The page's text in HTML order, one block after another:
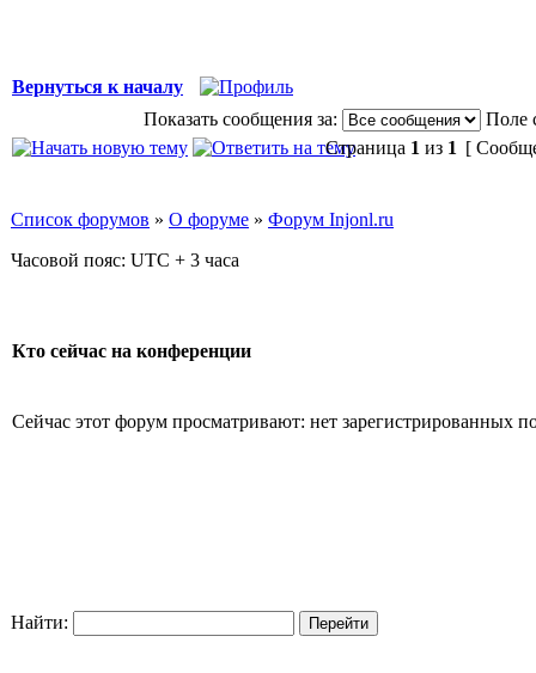
Вернуться к началу
Показать сообщения за:
Поле
Страница 1 из 1 [
Список форумов » О форуме » Форум Injonl.ru
Часовой пояс: UTC + 3 часа
Кто сейчас на конференции
Сейчас этот форум просматривают: нет зарегистрированных
Найти: